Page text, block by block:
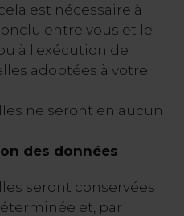
est nécessaire à
entre vous et le
à l'exécution de
adoptées à votre
ne seront en aucun
des données
seront conservées
et, par